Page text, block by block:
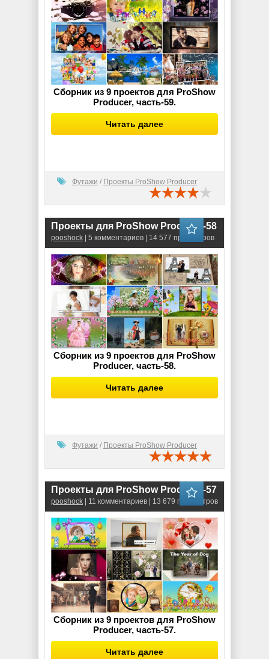
Сборник из 9 проектов для ProShow
Producer, часть-59.
Читать далее
Футажи / Проекты ProShow Producer
Проекты для ProShow Producer-58
pooshock | 5 комментариев | 14 577 просмотров
Сборник из 9 проектов для ProShow
Producer, часть-58.
Читать далее
Футажи / Проекты ProShow Producer
Проекты для ProShow Producer-57
pooshock | 11 комментариев | 13 679 просмотров
Сборник из 9 проектов для ProShow
Producer, часть-57.
Читать далее